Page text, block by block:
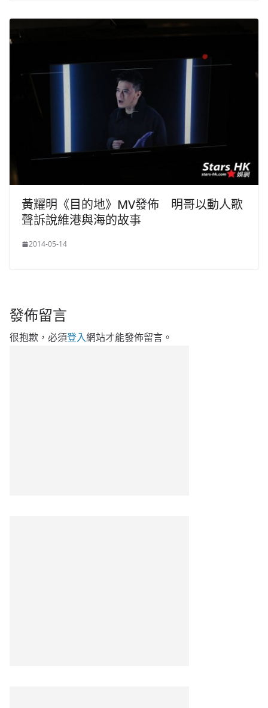
黃耀明《目的地》MV發佈 明哥以動人歌
聲訴說維港與海的故事
2014-05-14
發佈留言
很抱歉，必須登入網站才能發佈留言。